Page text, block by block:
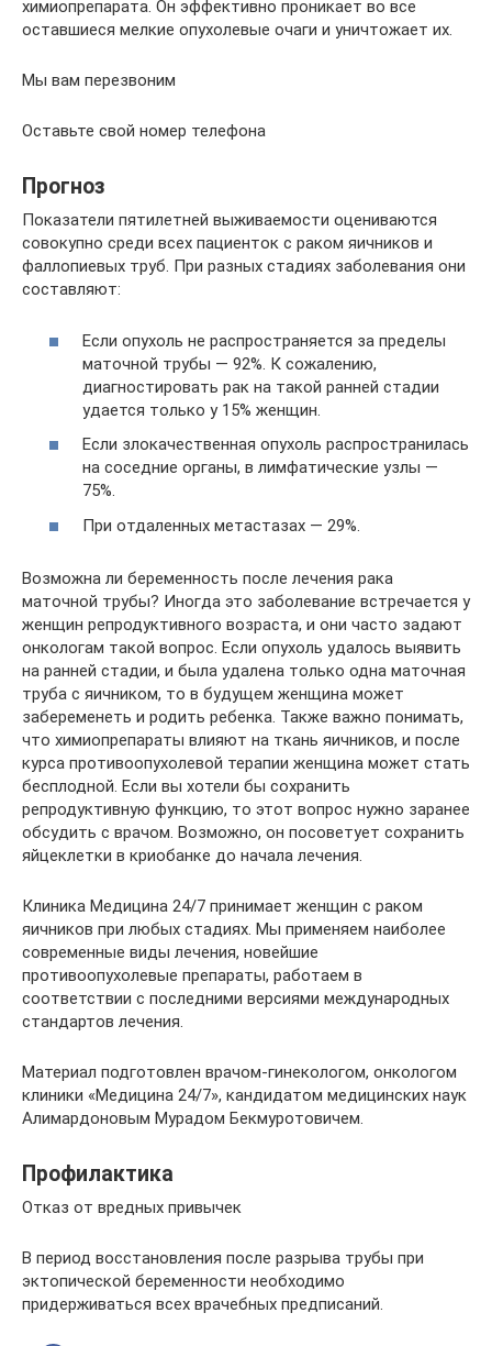
химиопрепарата. Он эффективно проникает во все
оставшиеся мелкие опухолевые очаги и уничтожает их.
Мы вам перезвоним
Оставьте свой номер телефона
Прогноз
Показатели пятилетней выживаемости оцениваются
совокупно среди всех пациенток с раком яичников и
фаллопиевых труб. При разных стадиях заболевания они
составляют:
Если опухоль не распространяется за пределы
маточной трубы — 92%. К сожалению,
диагностировать рак на такой ранней стадии
удается только у 15% женщин.
Если злокачественная опухоль распространилась
на соседние органы, в лимфатические узлы —
75%.
При отдаленных метастазах — 29%.
Возможна ли беременность после лечения рака
маточной трубы? Иногда это заболевание встречается у
женщин репродуктивного возраста, и они часто задают
онкологам такой вопрос. Если опухоль удалось выявить
на ранней стадии, и была удалена только одна маточная
труба с яичником, то в будущем женщина может
забеременеть и родить ребенка. Также важно понимать,
что химиопрепараты влияют на ткань яичников, и после
курса противоопухолевой терапии женщина может стать
бесплодной. Если вы хотели бы сохранить
репродуктивную функцию, то этот вопрос нужно заранее
обсудить с врачом. Возможно, он посоветует сохранить
яйцеклетки в криобанке до начала лечения.
Клиника Медицина 24/7 принимает женщин с раком
яичников при любых стадиях. Мы применяем наиболее
современные виды лечения, новейшие
противоопухолевые препараты, работаем в
соответствии с последними версиями международных
стандартов лечения.
Материал подготовлен врачом-гинекологом, онкологом
клиники «Медицина 24/7», кандидатом медицинских наук
Алимардоновым Мурадом Бекмуротовичем.
Профилактика
Отказ от вредных привычек
В период восстановления после разрыва трубы при
эктопической беременности необходимо
придерживаться всех врачебных предписаний.